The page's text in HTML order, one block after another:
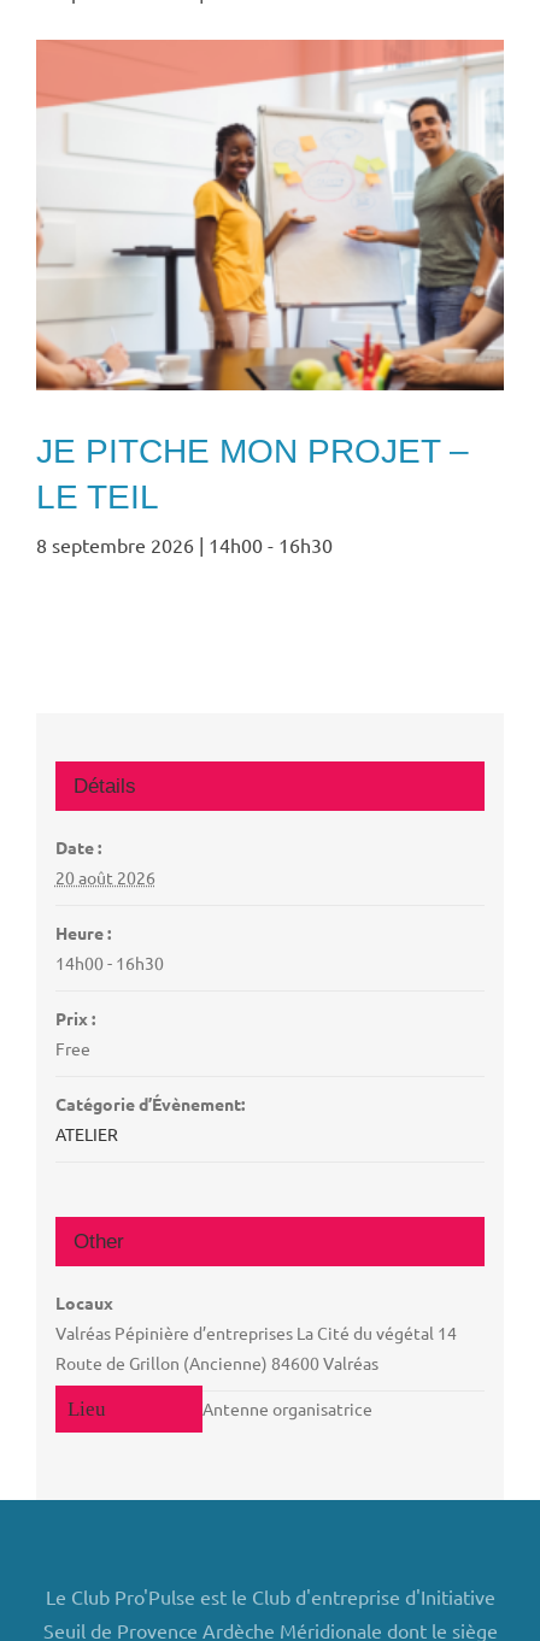
JE PITCHE MON PROJET –
LE TEIL
8 septembre 2026 | 14h00 - 16h30
Détails
Date :
20 août 2026
Heure :
14h00 - 16h30
Prix :
Free
Catégorie d’Évènement:
ATELIER
Antenne organisatrice
Other
Locaux
Valréas Pépinière d’entreprises La Cité du végétal 14
Route de Grillon (Ancienne) 84600 Valréas
Le Club Pro'Pulse est le Club d'entreprise d'Initiative
Seuil de Provence Ardèche Méridionale dont le siège